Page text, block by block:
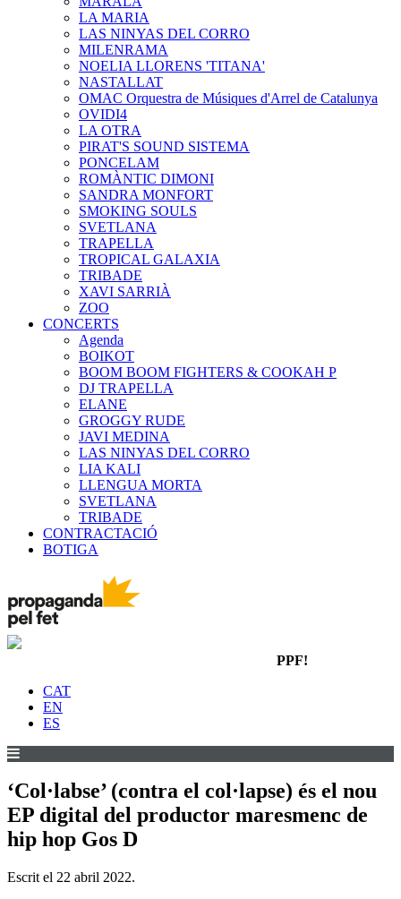
LA MARIA
LAS NINYAS DEL CORRO
MILENRAMA
NOELIA LLORENS 'TITANA'
NASTALLAT
OMAC Orquestra de Músiques d'Arrel de Catalunya
OVIDI4
LA OTRA
PIRAT'S SOUND SISTEMA
PONCELAM
ROMÀNTIC DIMONI
SANDRA MONFORT
SMOKING SOULS
SVETLANA
TRAPELLA
TROPICAL GALAXIA
TRIBADE
XAVI SARRIÀ
ZOO
CONCERTS
Agenda
BOIKOT
BOOM BOOM FIGHTERS & COOKAH P
DJ TRAPELLA
ELANE
GROGGY RUDE
JAVI MEDINA
LAS NINYAS DEL CORRO
LIA KALI
LLENGUA MORTA
SVETLANA
TRIBADE
CONTRACTACIÓ
BOTIGA
PPF!
CAT
EN
ES
‘Col·labse’ (contra el col·lapse) és el nou
EP digital del productor maresmenc de
hip hop Gos D
Escrit el 22 abril 2022.